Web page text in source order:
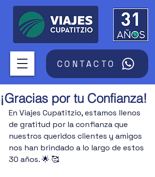
CONTACTO
¡Gracias por tu Confianza!
En Viajes Cupatitzio, estamos llenos
de gratitud por la confianza que
nuestros queridos clientes y amigos
nos han brindado a lo largo de estos
30 años. 🌟 🥰